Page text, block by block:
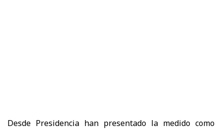
Desde Presidencia han presentado la medido como